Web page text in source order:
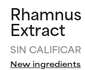
Extract
SIN CALIFICAR
New ingredients